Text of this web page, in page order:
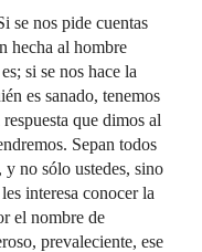
se nos pide cuentas
hecha al hombre
si se nos hace la
es sanado, tenemos
que dimos al
Sepan todos
y no sólo ustedes, sino
interesa conocer la
el nombre de
prevaleciente, ese